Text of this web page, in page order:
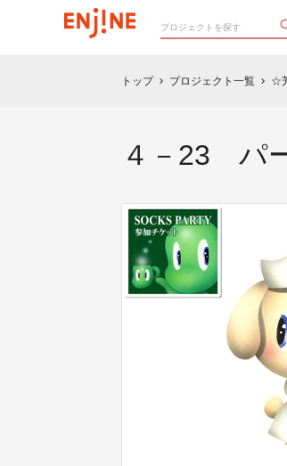
トップ chevron_right プロジェクト一覧 chevron_right ☆
４－23 パ